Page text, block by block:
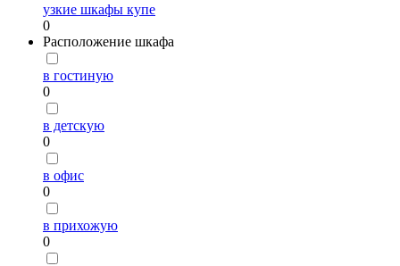
узкие шкафы купе
0
Расположение шкафа
в гостиную
0
в детскую
0
в офис
0
в прихожую
0